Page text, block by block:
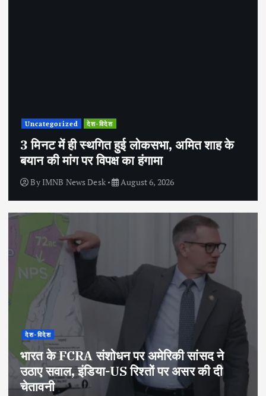
Uncategorized देश-विदेश
3 मिनट में ही स्थगित हुई लोकसभा, अमित शाह के
बयान की मांग पर विपक्ष का हंगामा
By IMNB News Desk August 6, 2026
देश-विदेश
भारत के FCRA संशोधन पर अमेरिकी सांसद ने
उठाए सवाल, इंडिया-US रिश्तों पर असर की दी
चेतावनी